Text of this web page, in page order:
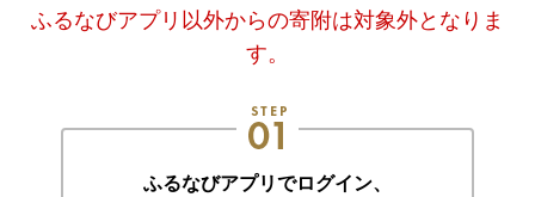
ふるなびアプリ以外からの寄附は対象外となりま
す。
ふるなびアプリでログイン、